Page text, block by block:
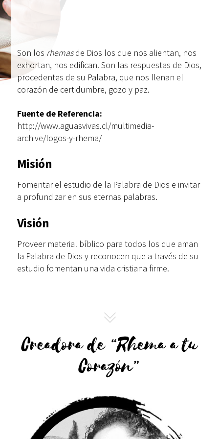
Son los rhemasde Dios los que nos alientan, nos
exhortan, nos edifican. Son las respuestas de Dios,
procedentes de su Palabra, que nos llenan el
corazón de certidumbre, gozo y paz.
Fuente de Referencia:
http://www.aguasvivas.cl/multimedia-
archive/logos-y-rhema/
Misión
Fomentar el estudio de la Palabra de Dios e invitar
a profundizar en sus eternas palabras.
Visión
Proveer material bíblico para todos los que aman
la Palabra de Dios y reconocen que a través de su
estudio fomentan una vida cristiana firme.
Creadora de “Rhema a tu
Corazón”